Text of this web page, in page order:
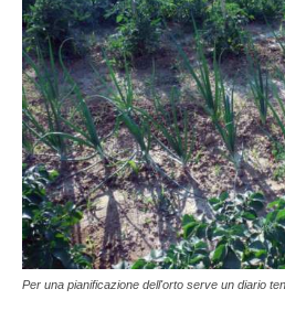
Per una pianificazione dell'orto serve un diario